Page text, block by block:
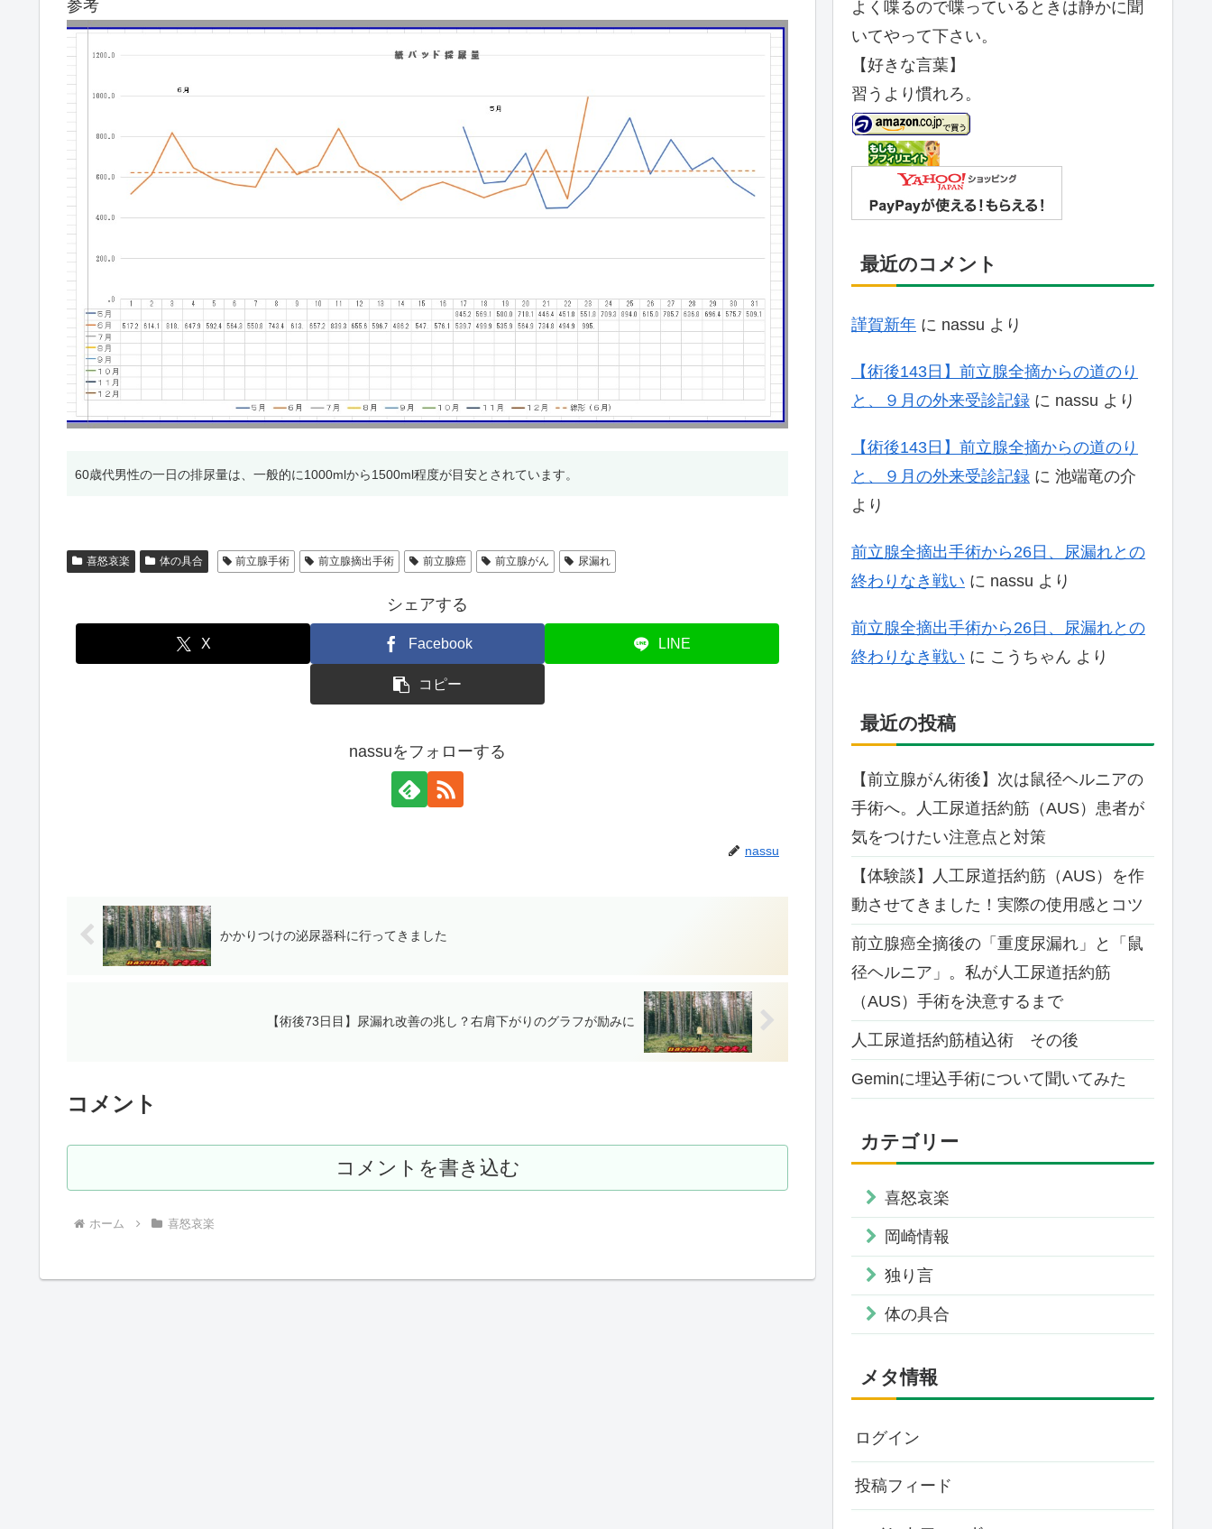
参考
60歳代男性の一日の排尿量は、一般的に1000mlから1500ml程度が目安とされています。
喜怒哀楽 体の具合 前立腺手術 前立腺摘出手術 前立腺癌 前立腺がん 尿漏れ
シェアする
X Facebook LINE
コピー
nassuをフォローする
nassu
かかりつけの泌尿器科に行ってきました
【術後73日目】尿漏れ改善の兆し？右肩下がりのグラフが励みに
コメント
コメントを書き込む
ホーム 喜怒哀楽
よく喋るので喋っているときは静かに聞
いてやって下さい。
【好きな言葉】
習うより慣れろ。
最近のコメント
謹賀新年 に nassu より
【術後143日】前立腺全摘からの道のり
と、９月の外来受診記録 に nassu より
【術後143日】前立腺全摘からの道のり
と、９月の外来受診記録 に 池端竜の介
より
前立腺全摘出手術から26日、尿漏れとの
終わりなき戦い に nassu より
前立腺全摘出手術から26日、尿漏れとの
終わりなき戦い に こうちゃん より
最近の投稿
【前立腺がん術後】次は鼠径ヘルニアの
手術へ。人工尿道括約筋（AUS）患者が
気をつけたい注意点と対策
【体験談】人工尿道括約筋（AUS）を作
動させてきました！実際の使用感とコツ
前立腺癌全摘後の「重度尿漏れ」と「鼠
径ヘルニア」。私が人工尿道括約筋
（AUS）手術を決意するまで
人工尿道括約筋植込術 その後
Geminに埋込手術について聞いてみた
カテゴリー
喜怒哀楽
岡崎情報
独り言
体の具合
メタ情報
ログイン
投稿フィード